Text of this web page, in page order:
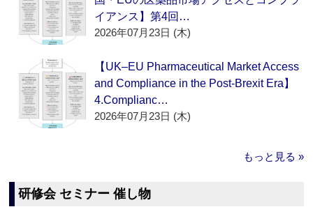
イアンス】第4回…
2026年07月23日 (木)
【UK–EU Pharmaceutical Market Access
and Compliance in the Post-Brexit Era】
4.Complianc…
2026年07月23日 (木)
もっと見る »
研修会 セミナー 催し物